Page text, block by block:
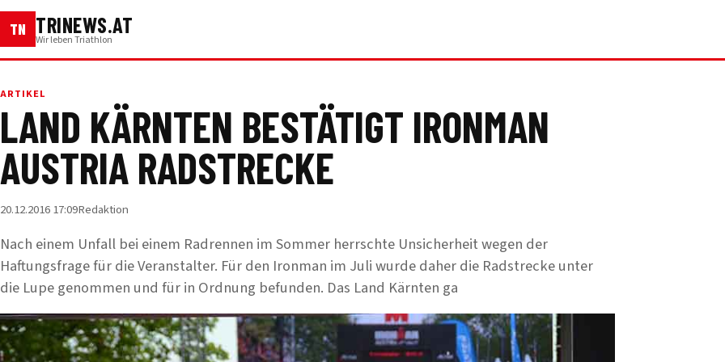
TN TRINEWS.AT
Wir leben Triathlon
ARTIKEL
LAND KÄRNTEN BESTÄTIGT IRONMAN
AUSTRIA RADSTRECKE
20.12.2016 17:09Redaktion
Nach einem Unfall bei einem Radrennen im Sommer herrschte Unsicherheit wegen der
Haftungsfrage für die Veranstalter. Für den Ironman im Juli wurde daher die Radstrecke unter
die Lupe genommen und für in Ordnung befunden. Das Land Kärnten ga